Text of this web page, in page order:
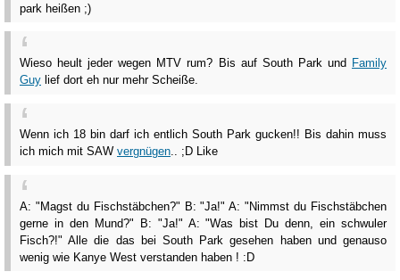
park heißen ;)
Wieso heult jeder wegen MTV rum? Bis auf South Park und Family
Guy lief dort eh nur mehr Scheiße.
Wenn ich 18 bin darf ich entlich South Park gucken!! Bis dahin muss
ich mich mit SAW vergnügen.. ;D Like
A: "Magst du Fischstäbchen?" B: "Ja!" A: "Nimmst du Fischstäbchen
gerne in den Mund?" B: "Ja!" A: "Was bist Du denn, ein schwuler
Fisch?!" Alle die das bei South Park gesehen haben und genauso
wenig wie Kanye West verstanden haben ! :D